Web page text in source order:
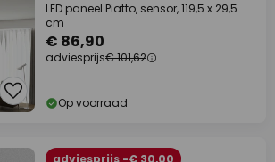
LED paneel Piatto, sensor, 119,5 x 29,5
cm
€ 86,90
adviesprijs€ 101,62
Op voorraad
adviesprijs -€ 30,00